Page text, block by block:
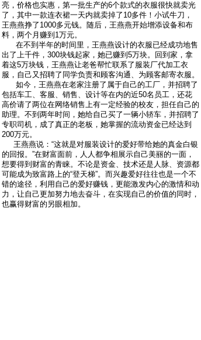
亮，价格也实惠，第一批生产的6个款式的衣服很快就卖光
了，其中一款连衣裙一天内就卖掉了10多件！小试牛刀，
王燕燕挣了1000多元钱。随后，王燕燕开始增添设备和布
料，两个月赚到1万元。
在不到半年的时间里，王燕燕设计的衣服已经成功地售
出了上千件，300块钱起家，她已赚到5万块。回到家，拿
着这5万块钱，王燕燕让老爸帮忙联系了服装厂代加工衣
服，自己又招聘了同学负责和顾客沟通、为顾客邮寄衣服。
如今，王燕燕在老家注册了属于自己的工厂，并招聘了
包括车工、客服、销售、设计等在内的近50名员工，还花
高价请了两位在网络销售上有一定经验的校友，担任自己的
助理。不到两年时间，她给自己买了一辆小轿车，并招聘了
专职司机，成了真正的老板，她掌握的流动资金已经达到
200万元。
王燕燕说：“这就是对服装设计的爱好带给她的真金白银
的回报。”在财富面前，人人都争相展示自己美丽的一面，
想要得到财富的青睐。不论是资金、技术还是人脉、资源都
可能成为致富路上的“登天梯”。而兴趣爱好往往也是一个不
错的途径，利用自己的爱好赚钱，更能激发内心的激情和动
力，让自己更加努力地去奋斗，在实现自己的价值的同时，
也赢得财富的另眼相加。